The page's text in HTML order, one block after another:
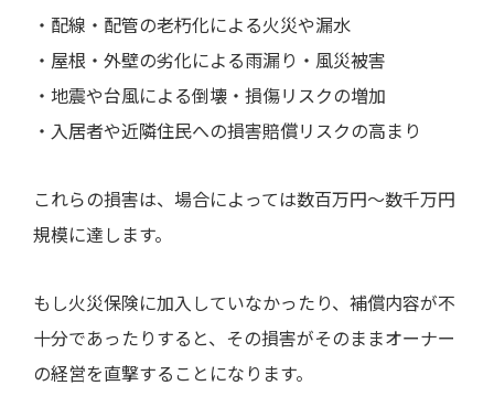
・配線・配管の老朽化による火災や漏水
・屋根・外壁の劣化による雨漏り・風災被害
・地震や台風による倒壊・損傷リスクの増加
・入居者や近隣住民への損害賠償リスクの高まり
これらの損害は、場合によっては数百万円〜数千万円
規模に達します。
もし火災保険に加入していなかったり、補償内容が不
十分であったりすると、その損害がそのままオーナー
の経営を直撃することになります。